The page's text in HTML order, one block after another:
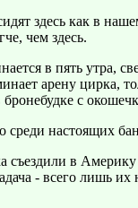
здесь как в
чем здесь.
в пять утра,
арену цирка,
с
настоящих
съездили в
- всего лишь